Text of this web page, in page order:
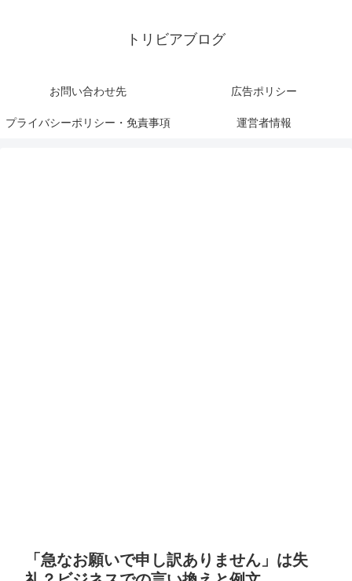
トリビアブログ
お問い合わせ先 広告ポリシー
プライバシーポリシー・免責事項 運営者情報
「急なお願いで申し訳ありません」は失